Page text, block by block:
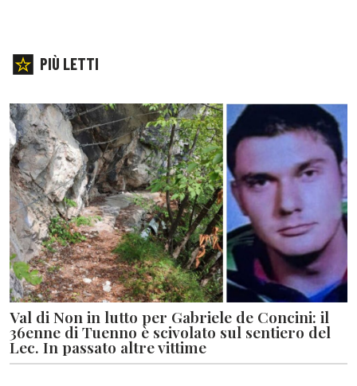
PIÙ LETTI
Val di Non in lutto per Gabriele de Concini: il
36enne di Tuenno è scivolato sul sentiero del
Lec. In passato altre vittime